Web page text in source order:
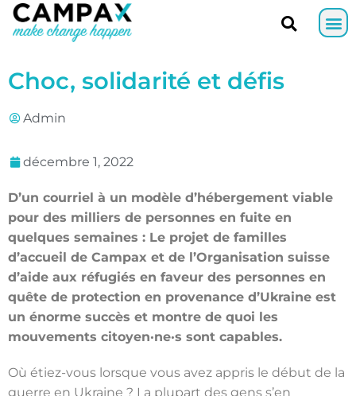
Choc, solidarité et défis
Admin
décembre 1, 2022
D’un courriel à un modèle d’hébergement viable
pour des milliers de personnes en fuite en
quelques semaines : Le projet de familles
d’accueil de Campax et de l’Organisation suisse
d’aide aux réfugiés en faveur des personnes en
quête de protection en provenance d’Ukraine est
un énorme succès et montre de quoi les
mouvements citoyen·ne·s sont capables.
Où étiez-vous lorsque vous avez appris le début de la
guerre en Ukraine ? La plupart des gens s’en